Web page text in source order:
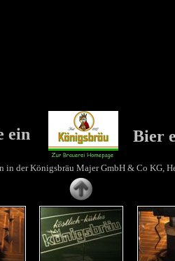
ein Bier
in der Königsbräu Majer GmbH & Co KG,